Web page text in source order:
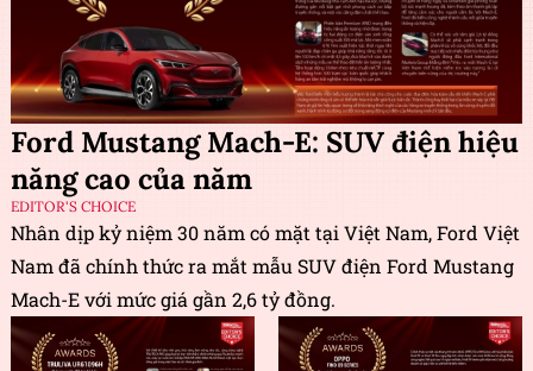
Ford Mustang Mach-E: SUV điện hiệu
năng cao của năm
EDITOR'S CHOICE
Nhân dịp kỷ niệm 30 năm có mặt tại Việt Nam, Ford Việt
Nam đã chính thức ra mắt mẫu SUV điện Ford Mustang
Mach-E với mức giá gần 2,6 tỷ đồng.